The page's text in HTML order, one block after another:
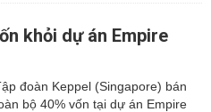
khỏi dự án Empire
đoàn Keppel (Singapore) bán
bộ 40% vốn tại dự án Empire